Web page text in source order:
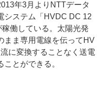
年3月よりNTTデータ
システム「HVDC DC 12
働している。太陽光発
まま専用電線を伝ってHV
に変換することなく送電
とができる。